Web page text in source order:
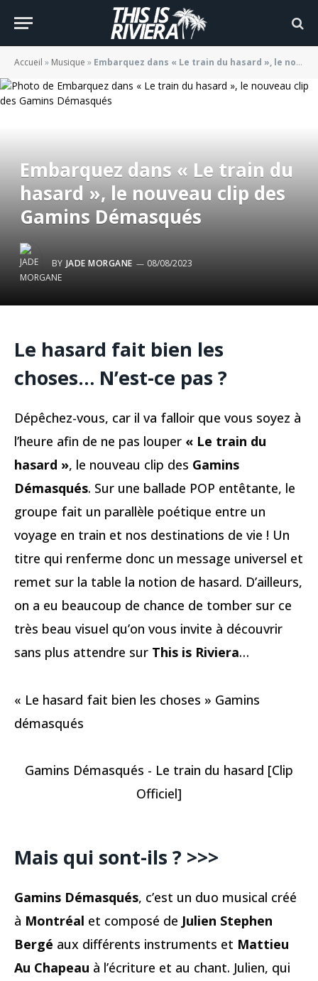
Accueil » Musique » Embarquez dans « Le train du hasard », le nouveau clip des Gamins Démasqués
Embarquez dans « Le train du
hasard », le nouveau clip des
Gamins Démasqués
BY JADE MORGANE 08/08/2023
Le hasard fait bien les
choses… N’est-ce pas ?
Dépêchez-vous, car il va falloir que vous soyez à
l’heure afin de ne pas louper « Le train du
hasard », le nouveau clip des Gamins
Démasqués. Sur une ballade POP entêtante, le
groupe fait un parallèle poétique entre un
voyage en train et nos destinations de vie ! Un
titre qui renferme donc un message universel et
remet sur la table la notion de hasard. D’ailleurs,
on a eu beaucoup de chance de tomber sur ce
très beau visuel qu’on vous invite à découvrir
sans plus attendre sur This is Riviera…
« Le hasard fait bien les choses » Gamins
démasqués
Gamins Démasqués - Le train du hasard [Clip
Officiel]
Mais qui sont-ils ? >>>
Gamins Démasqués, c’est un duo musical créé
à Montréal et composé de Julien Stephen
Bergé aux différents instruments et Mattieu
Au Chapeau à l’écriture et au chant. Julien, qui